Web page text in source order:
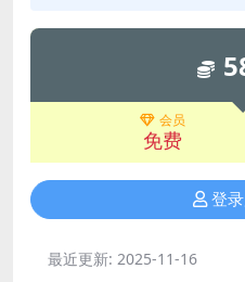
会员
免费
登
最近更新: 2025-11-16